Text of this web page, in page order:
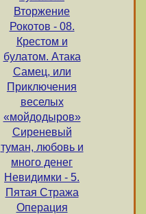
Вторжение
Рокотов - 08.
Крестом и
булатом. Атака
Самец, или
Приключения
веселых
«мойдодыров»
Сиреневый
туман, любовь и
много денег
Невидимки - 5.
Пятая Стража
Операция